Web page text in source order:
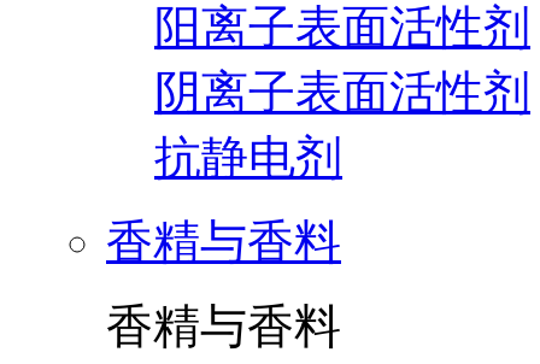
阳离子表面活性剂
阴离子表面活性剂
抗静电剂
香精与香料
香精与香料